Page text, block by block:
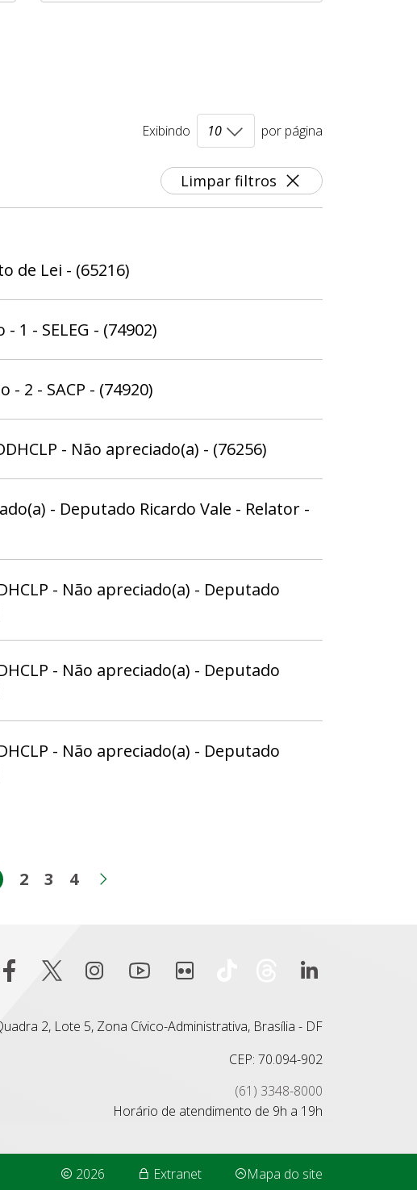
Limpar filtros
Exibindo por página
de Lei - (65216)
- 1 - SELEG - (74902)
- 2 - SACP - (74920)
- Não apreciado(a) - (76256)
- Deputado Ricardo Vale - Relator -
- Não apreciado(a) - Deputado
- Não apreciado(a) - Deputado
- Não apreciado(a) - Deputado
anterior
Página
2 Página
3 Página
4
2, Lote 5, Zona Cívico-Administrativa, Brasília - DF
CEP: 70.094-902
(61) 3348-8000
Horário de atendimento de 9h a 19h
2026 Extranet Mapa do site